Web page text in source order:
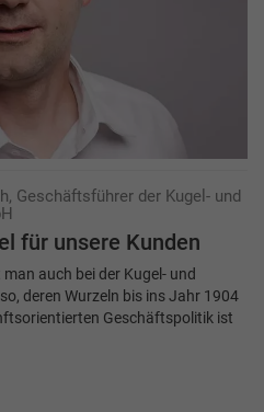
Geschäftsführer der Kugel- und
für unsere Kunden
auch bei der Kugel- und
deren Wurzeln bis ins Jahr 1904
Geschäftspolitik ist